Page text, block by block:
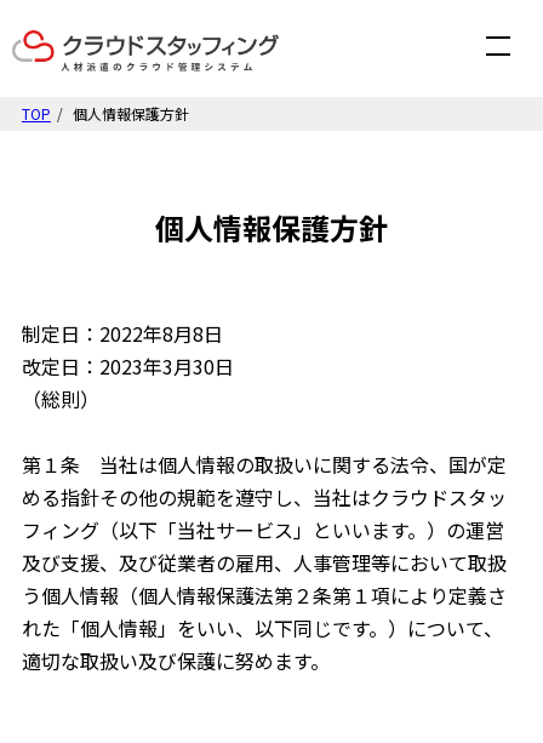
TOP 個人情報保護方針
個人情報保護方針
制定日：2022年8月8日
改定日：2023年3月30日
（総則）
第１条 当社は個人情報の取扱いに関する法令、国が定
める指針その他の規範を遵守し、当社はクラウドスタッ
フィング（以下「当社サービス」といいます。）の運営
及び支援、及び従業者の雇用、人事管理等において取扱
う個人情報（個人情報保護法第２条第１項により定義さ
れた「個人情報」をいい、以下同じです。）について、
適切な取扱い及び保護に努めます。